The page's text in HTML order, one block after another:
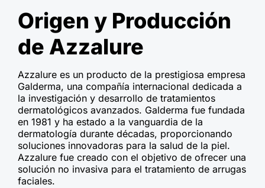
Origen y Producción
de Azzalure
Azzalure es un producto de la prestigiosa empresa
Galderma, una compañía internacional dedicada a
la investigación y desarrollo de tratamientos
dermatológicos avanzados. Galderma fue fundada
en 1981 y ha estado a la vanguardia de la
dermatología durante décadas, proporcionando
soluciones innovadoras para la salud de la piel.
Azzalure fue creado con el objetivo de ofrecer una
solución no invasiva para el tratamiento de arrugas
faciales.